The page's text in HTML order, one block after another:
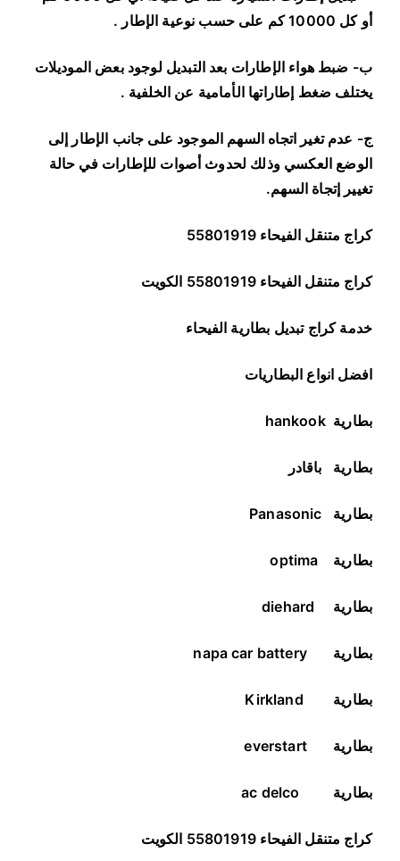
أو كل 10000 كم على حسب نوعية الإطار
.
ب- ضبط هواء الإطارات بعد التبديل لوجود بعض الموديلات
يختلف ضغط إطاراتها الأمامية عن الخلفية .
ج- عدم تغير اتجاه السهم الموجود على جانب الإطار إلى
الوضع العكسي وذلك لحدوث أصوات للإطارات في حالة
تغيير إتجاة السهم.
كراج متنقل الفيحاء 55801919
كراج متنقل الفيحاء 55801919 الكويت
خدمة كراج تبديل بطارية الفيحاء
افضل انواع البطاريات
بطارية hankook
بطارية باقادر
بطارية
بطارية
بطارية
بطارية napa car battery
بطارية
بطارية everstart
بطارية
كراج متنقل الفيحاء 55801919 الكويت